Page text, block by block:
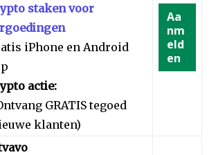
staken voor
iPhone en Android
actie:
GRATIS tegoed
klanten)
Aa
nm
eld
en